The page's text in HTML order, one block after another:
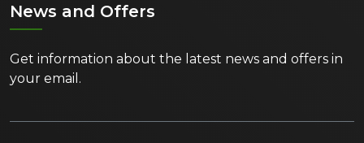
News and Offers
Get information about the latest news and offers in
your email.